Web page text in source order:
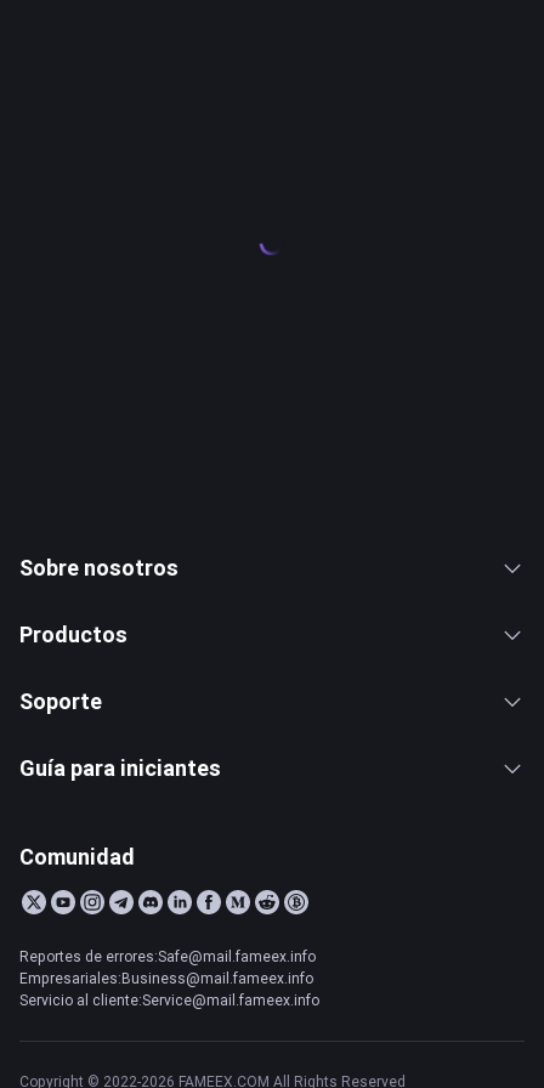
Sobre nosotros
Productos
Soporte
Guía para iniciantes
Comunidad
Reportes de errores:Safe@mail.fameex.info
Empresariales:Business@mail.fameex.info
Servicio al cliente:Service@mail.fameex.info
Copyright © 2022-2026 FAMEEX.COM All Rights Reserved